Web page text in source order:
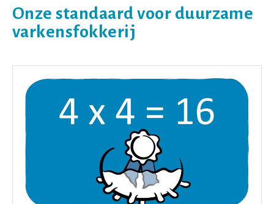
Onze standaard voor duurzame
varkensfokkerij